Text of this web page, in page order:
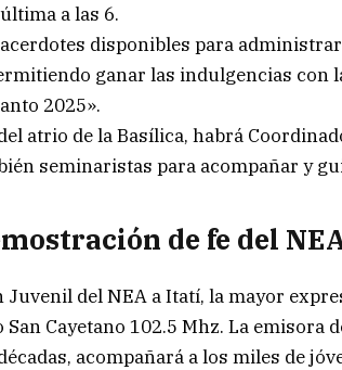
a las 6.
disponibles para
ganar las indulgencias con
2025».
atrio de la Basílica, habrá
seminaristas para acompañar y
de fe del
Juvenil del NEA a Itatí, la mayor
San Cayetano 102.5 Mhz. La
acompañará a los miles de